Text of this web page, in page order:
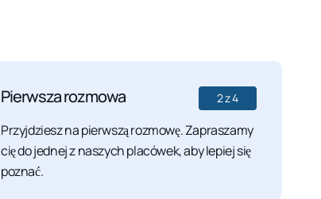
Pierwsza rozmowa
Przyjdziesz na pierwszą rozmowę. Zapraszamy
cię do jednej z naszych placówek, aby lepiej się
poznać.
2z4